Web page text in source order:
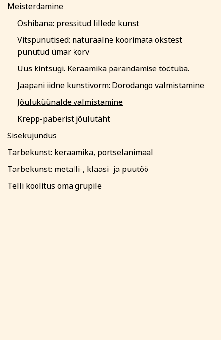
Meisterdamine
Oshibana: pressitud lillede kunst
Vitspunutised: naturaalne koorimata okstest
punutud ümar korv
Uus kintsugi. Keraamika parandamise töötuba.
Jaapani iidne kunstivorm: Dorodango valmistamine
Jõuluküünalde valmistamine
Krepp-paberist jõulutäht
Sisekujundus
Tarbekunst: keraamika, portselanimaal
Tarbekunst: metalli-, klaasi- ja puutöö
Telli koolitus oma grupile